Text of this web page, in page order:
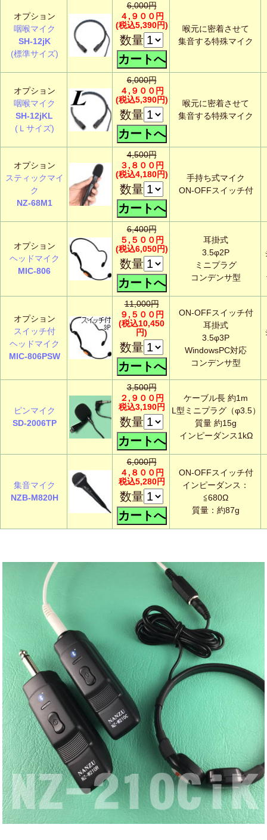
オプション
咽喉マイク
SH-12jK
(標準サイズ)
6,000円
４,９００円
(税込5,390円)
数量
喉元に密着させて
集音する特殊マイク
オプション
咽喉マイク
SH-12jKL
(Ｌサイズ)
6,000円
４,９００円
(税込5,390円)
数量
喉元に密着させて
集音する特殊マイク
オプション
スティックマイ
ク
NZ-68M1
4,500円
３,８００円
(税込4,180円)
数量
手持ち式マイク
ON-OFFスイッチ付
オプション
ヘッドマイク
MIC-806
6,400円
５,５００円
(税込6,050円)
数量
耳掛式
3.5φ2P
ミニプラグ
コンデンサ型
オプション
スイッチ付
ヘッドマイク
MIC-806PSW
11,000円
９,５００円
(税込10,450
円)
数量
ON-OFFスイッチ付
耳掛式
3.5φ3P
WindowsPC対応
コンデンサ型
ピンマイク
SD-2006TP
3,500円
２,９００円
税込3,190円
数量
ケーブル長 約1m
L型ミニプラグ（φ3.5）
質量 約15g
インピーダンス1kΩ
集音マイク
NZB-M820H
6,000円
４,８００円
税込5,280円
数量
ON-OFFスイッチ付
インピーダンス：
≦680Ω
質量：約87g